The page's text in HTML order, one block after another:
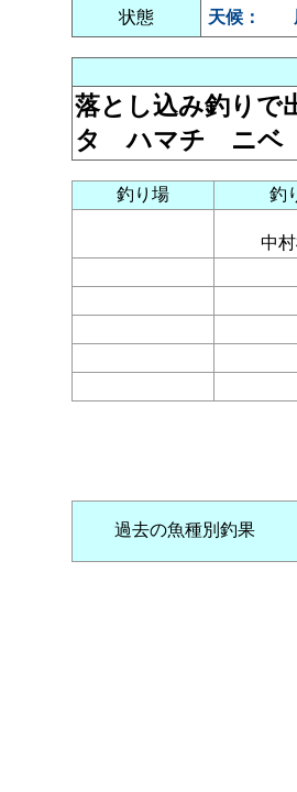
状態 天候：
落とし込み釣り
タ ハマチ ニベ
釣り場 釣
中
過去の魚種別釣果